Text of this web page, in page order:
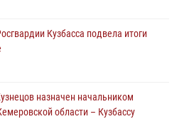
общественного порядка в
попытку хищения товара
Кузбасса подвела итоги
назначен начальником
области – Кузбассу